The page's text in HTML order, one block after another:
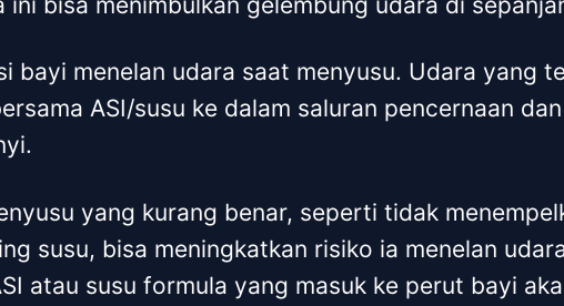
bayi menelan udara saat menyusu. Udara yang
ASI/susu ke dalam saluran pencernaan
yang kurang benar, seperti tidak
susu, bisa meningkatkan risiko ia menelan
atau susu formula yang masuk ke perut bayi